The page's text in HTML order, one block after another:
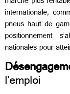
internationale,
pneus haut de
positionnement
nationales pour
l’emploi